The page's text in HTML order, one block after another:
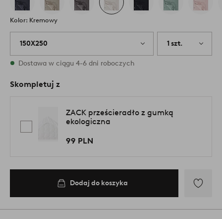
Kolor: Kremowy
150X250 1 szt.
W magazynie
Dostawa w ciągu 4-6 dni roboczych
Skompletuj z
ZACK prześcieradło z gumką
ekologiczna
99 PLN
Dodaj do koszyka
do